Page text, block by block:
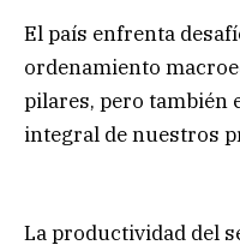
El país enfrenta
ordenamiento
pilares, pero también
integral de nuestros
La productividad del